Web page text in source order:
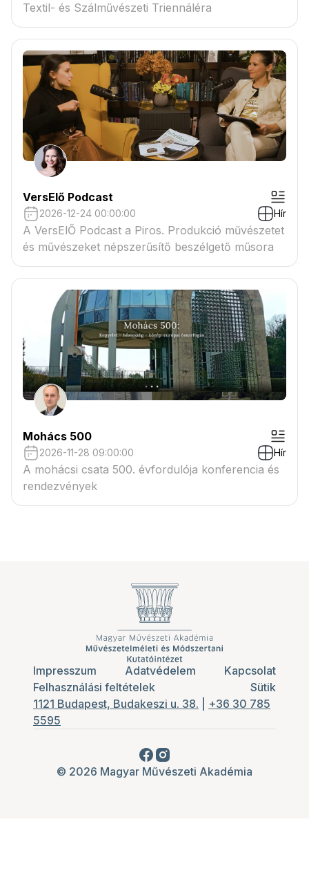
Textil- és Szálművészeti Triennáléra
VersElő Podcast
2026-12-24 00:00:00 Hír
A VersElŐ Podcast a Piros. Produkció művészetet
és művészeket népszerűsítő beszélgető műsora
Mohács 500
2026-11-28 09:00:00 Hír
A mohácsi csata 500. évfordulója konferencia és
rendezvények
Impresszum Adatvédelem
Kapcsolat
Felhasználási feltételek
Sütik
1121 Budapest, Budakeszi u. 38.
+36 30 785
5595
© 2026 Magyar Művészeti Akadémia